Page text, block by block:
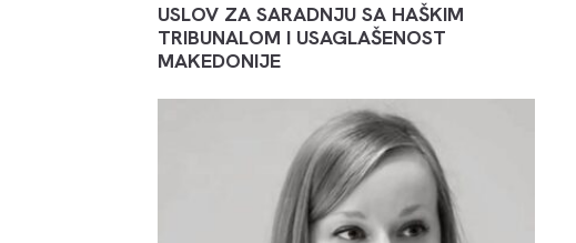
USLOV ZA SARADNJU SA HAŠKIM
TRIBUNALOM I USAGLAŠENOST
MAKEDONIJE